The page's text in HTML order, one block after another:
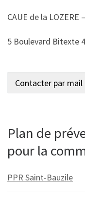
CAUE de la
5 Boulevard Bitexte
Plan de
pour la
PPR Saint-Bauzile